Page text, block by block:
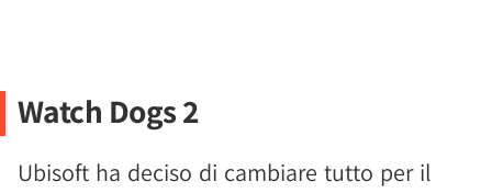
Watch Dogs 2
Ubisoft ha deciso di cambiare tutto per il